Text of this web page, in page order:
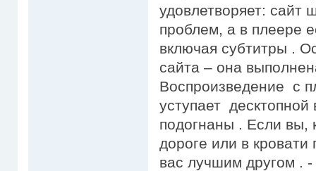
удовлетворяет: сайт
проблем, а в плеере
включая субтитры .
сайта – она
Воспроизведение с
уступает
подогнаны . Если вы,
дороге или в кровати
вас лучшим другом .